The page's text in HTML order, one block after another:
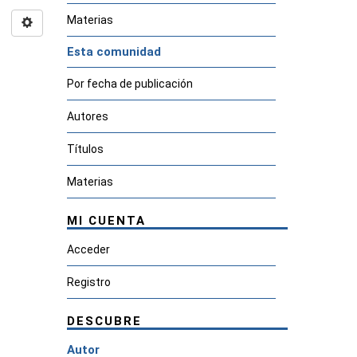
Materias
Esta comunidad
Por fecha de publicación
Autores
Títulos
Materias
MI CUENTA
Acceder
Registro
DESCUBRE
Autor